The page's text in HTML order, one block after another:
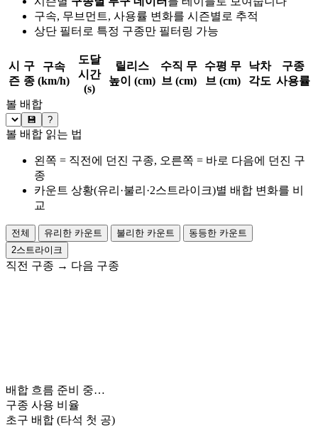
구속, 무브먼트, 사용률 변화를 시즌별로 추적
상단 필터로 특정 구종만 필터링 가능
시
즌
구
종
구속
(km/h)
도달
시간
(s)
릴리스
높이 (cm)
수직 무
브 (cm)
수평 무
브 (cm)
낙차
각도
구종
사용률
볼 배합
💾 ?
볼 배합 읽는 법
왼쪽 = 직전에 던진 구종, 오른쪽 = 바로 다음에 던진 구
종
카운트 상황(유리·불리·2스트라이크)별 배합 변화를 비
교
전체 유리한 카운트 불리한 카운트
동등한 카운트
2스트라이크
직전 구종 → 다음 구종
배합 흐름 준비 중…
구종 사용 비율
초구 배합 (타석 첫 공)